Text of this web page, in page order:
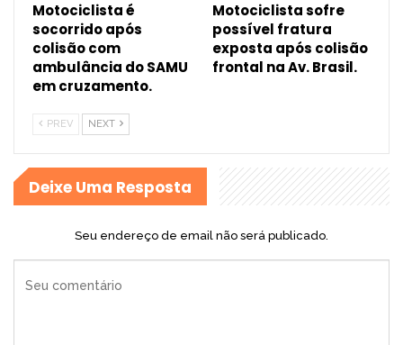
Motociclista é
socorrido após
colisão com
ambulância do SAMU
em cruzamento.
Motociclista sofre
possível fratura
exposta após colisão
frontal na Av. Brasil.
PREV NEXT
Deixe Uma Resposta
Seu endereço de email não será publicado.